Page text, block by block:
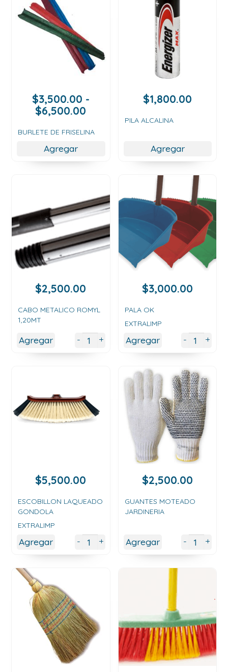
$3,500.00 -
$6,500.00
precios:
BURLETE DE FRISELINA
Agregar
$1,800.00
PILA ALCALINA
Agregar
$2,500.00
CABO METALICO ROMYL
1,20MT
Agregar - +
$3,000.00
PALA OK
EXTRALIMP
Agregar - +
$5,500.00
ESCOBILLON LAQUEADO
GONDOLA
EXTRALIMP
Agregar - +
$2,500.00
GUANTES MOTEADO
JARDINERIA
Agregar - +